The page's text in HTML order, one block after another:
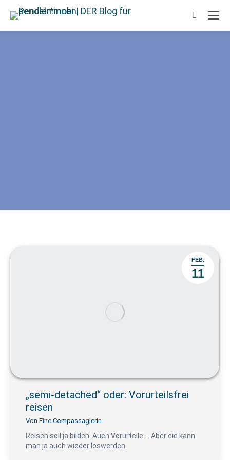
Suchen:
FEB.
11
„semi-detached“ oder: Vorurteilsfrei
reisen
Von Eine Compassagierin
Reisen soll ja bilden. Auch Vorurteile … Aber die kann
man ja auch wieder loswerden.